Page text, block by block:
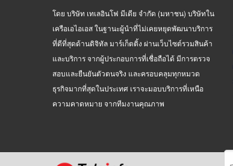
โดย บริษัท เทเลอินโฟ มีเดีย จำกัด (มหาชน) บริษัทใน
เครือเอไอเอส ในฐานะผู้นำที่ไม่เคยหยุดพัฒนาบริการ
ที่ดีที่สุดด้านดิจิทัล มาร์เก็ตติ้ง ผ่านเว็บไซต์รวมสินค้า
และบริการ จากผู้ประกอบการที่เชื่อถือได้ มีการตรวจ
สอบและยืนยันตัวตนจริง และครอบคลุมทุกหมวด
ธุรกิจมากที่สุดในประเทศ เราจะมอบบริการที่เหนือ
ความคาดหมาย จากทีมงานคุณภาพ